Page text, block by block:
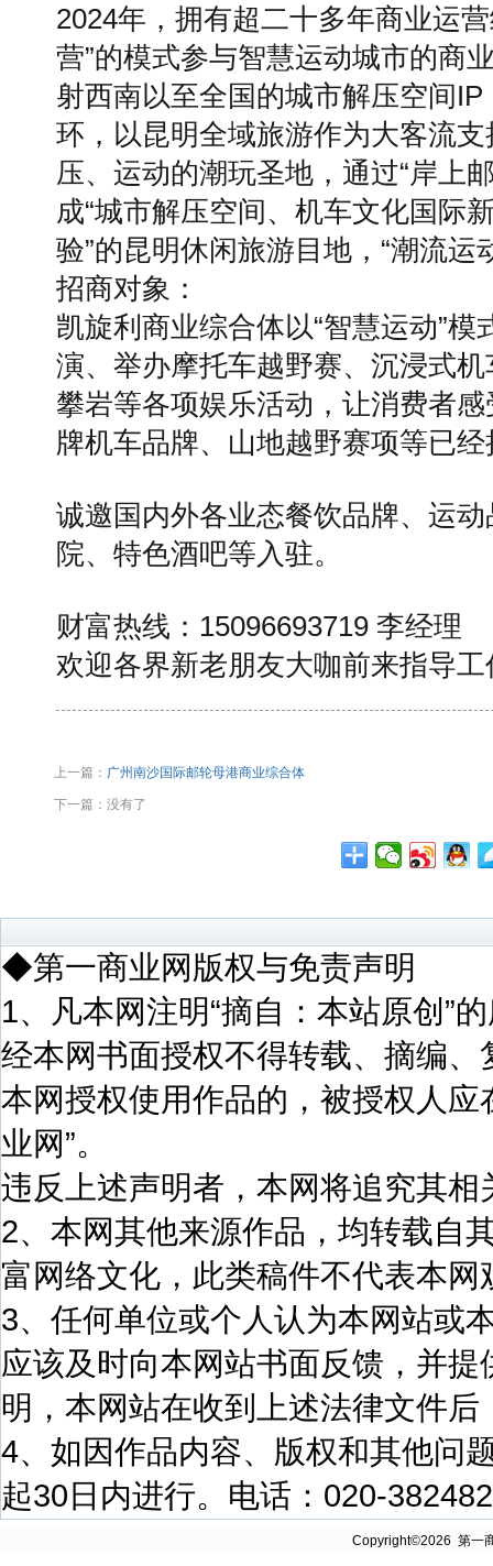
2024年，拥有超二十多年商业运
营”的模式参与智慧运动城市的商
射西南以至全国的城市解压空间
环，以昆明全域旅游作为大客流
压、运动的潮玩圣地，通过“岸上
成“城市解压空间、机车文化国际
验”的昆明休闲旅游目地，“潮流运
招商对象：
凯旋利商业综合体以“智慧运动”模
演、举办摩托车越野赛、沉浸式
攀岩等各项娱乐活动，让消费者
牌机车品牌、山地越野赛项等已
诚邀国内外各业态餐饮品牌、运
院、特色酒吧等入驻。
财富热线：15096693719 李经理
欢迎各界新老朋友大咖前来指导
上一篇： 广州南沙国际邮轮母港商业综合体
下一篇：没有了
◆第一商业网版权与免责声明
1、凡本网注明“摘自：本站原创”
经本网书面授权不得转载、摘编
本网授权使用作品的，被授权人
业网”。
违反上述声明者，本网将追究其相
2、本网其他来源作品，均转载自
富网络文化，此类稿件不代表本网
3、任何单位或个人认为本网站或
应该及时向本网站书面反馈，并
明，本网站在收到上述法律文件
4、如因作品内容、版权和其他问
起30日内进行。电话：020-
Copyright©2026 第